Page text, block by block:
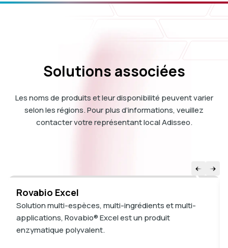
Solutions associées
Les noms de produits et leur disponibilité peuvent varier
selon les régions. Pour plus d’informations, veuillez
contacter votre représentant local Adisseo.
Rovabio Excel
Solution multi-espèces, multi-ingrédients et multi-
applications, Rovabio® Excel est un produit
enzymatique polyvalent.